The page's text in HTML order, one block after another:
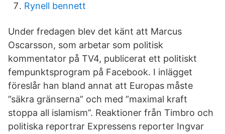
Rynell bennett
Under fredagen blev det känt att Marcus
Oscarsson, som arbetar som politisk
kommentator på TV4, publicerat ett politiskt
fempunktsprogram på Facebook. I inlägget
föreslår han bland annat att Europas måste
”säkra gränserna” och med ”maximal kraft
stoppa all islamism”. Reaktioner från Timbro och
politiska reportrar Expressens reporter Ingvar